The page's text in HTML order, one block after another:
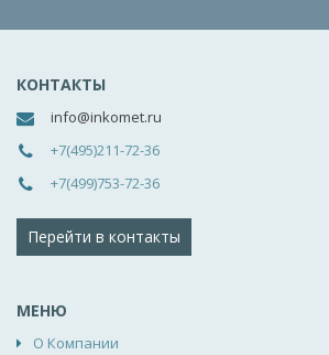
КОНТАКТЫ
info@inkomet.ru
+7(495)211-72-36
+7(499)753-72-36
Перейти в контакты
МЕНЮ
О Компании